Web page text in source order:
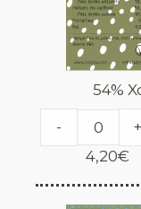
54%
-
+
4,20€